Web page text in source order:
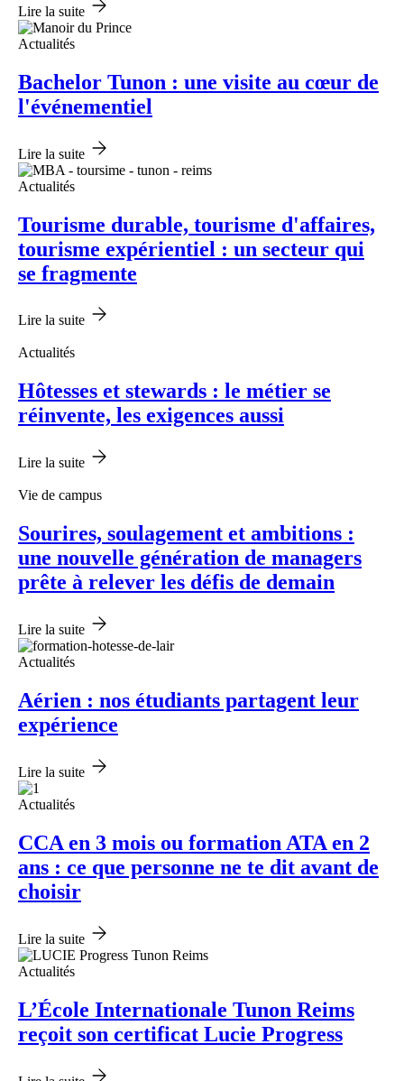
Lire la suite
Actualités
Bachelor Tunon : une visite au cœur de
l'événementiel
Lire la suite
Actualités
Tourisme durable, tourisme d'affaires,
tourisme expérientiel : un secteur qui
se fragmente
Lire la suite
Actualités
Hôtesses et stewards : le métier se
réinvente, les exigences aussi
Lire la suite
Vie de campus
Sourires, soulagement et ambitions :
une nouvelle génération de managers
prête à relever les défis de demain
Lire la suite
Actualités
Aérien : nos étudiants partagent leur
expérience
Lire la suite
Actualités
CCA en 3 mois ou formation ATA en 2
ans : ce que personne ne te dit avant de
choisir
Lire la suite
Actualités
L’École Internationale Tunon Reims
reçoit son certificat Lucie Progress